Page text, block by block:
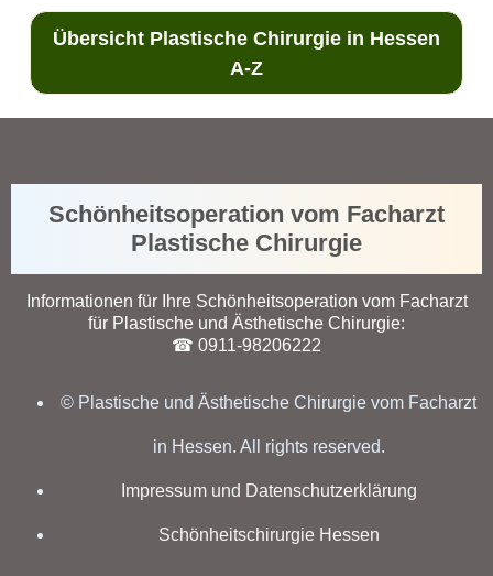
Übersicht Plastische Chirurgie in Hessen
A-Z
Schönheitsoperation vom Facharzt
Plastische Chirurgie
Informationen für Ihre Schönheitsoperation vom Facharzt
für Plastische und Ästhetische Chirurgie:
☎ 0911-98206222
© Plastische und Ästhetische Chirurgie vom Facharzt
in Hessen. All rights reserved.
Impressum und Datenschutzerklärung
Schönheitschirurgie Hessen